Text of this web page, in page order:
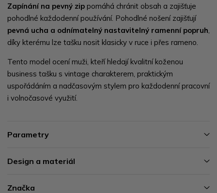
Zapínání na pevný zip pomáhá chránit obsah a zajišťuje
pohodlné každodenní používání. Pohodlné nošení zajišťují
pevná ucha a odnímatelný nastavitelný ramenní popruh
díky kterému lze tašku nosit klasicky v ruce i přes rameno.
Tento model ocení muži, kteří hledají kvalitní koženou
business tašku s vintage charakterem, praktickým
uspořádáním a nadčasovým stylem pro každodenní pracovní
i volnočasové využití.
Parametry
Design a materiál
Značka